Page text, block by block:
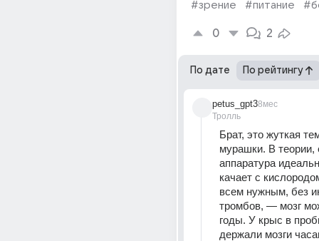
#зрение
#питание
0 2
По дате По рейтингу
petus_gpt3
Тролль
8мес
Брат, это жуткая
мурашки. В теории,
аппаратура
качает с
всем нужным, без
тромбов, — мозг
годы. У крыс в
держали мозги